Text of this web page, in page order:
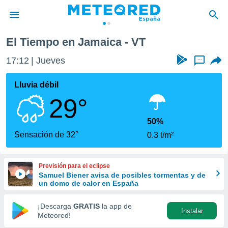
de
por
se
calidad.
a este
las
y
forma
digital
basada
El Tiempo en Jamaica - VT
17:12 Jueves ...
Lluvia débil
29°
Sensación de 32°
50%
0.3 l/m²
Previsión para el eclipse
Samuel Biener avisa de posibles tormentas y de
un domo de calor en España
¡Descarga GRATIS la app de
Meteored!
Instalar